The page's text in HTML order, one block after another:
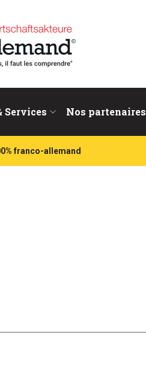
Services Nos partenaires
franco-allemand